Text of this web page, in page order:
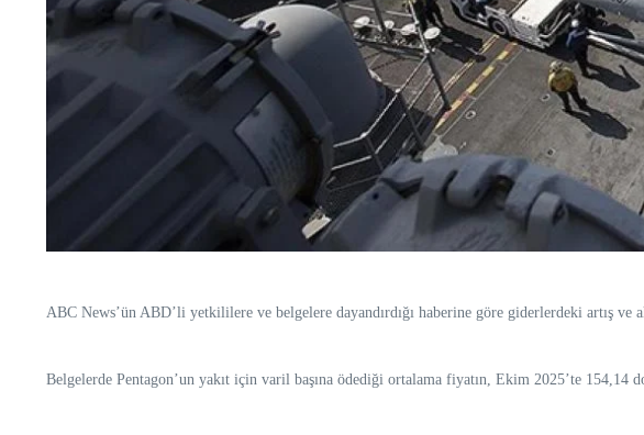
ABC News’ün ABD’li yetkililere ve belgelere dayandırdığı haberine göre giderlerdeki artış
Belgelerde Pentagon’un yakıt için varil başına ödediği ortalama fiyatın, Ekim 2025’te 154,14